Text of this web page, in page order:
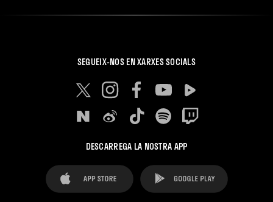
SEGUEIX-NOS EN XARXES SOCIALS
DESCARREGA LA NOSTRA APP